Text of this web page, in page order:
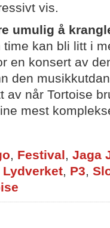
vis.
umulig å
kan bli litt i
en konsert av
den
av når Tortoise
mest
, Festival, Jaga
Lydverket, P3,